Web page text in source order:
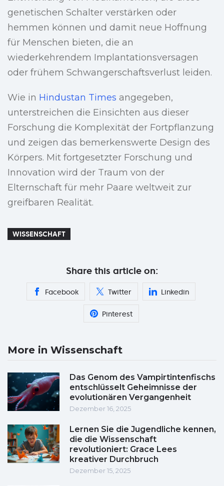
genetischen Schalter verstärken oder
hemmen können und damit neue Hoffnung
für Menschen bieten, die an
wiederkehrendem Implantationsversagen
oder frühem Schwangerschaftsverlust leiden.
Wie in Hindustan Times angegeben,
unterstreichen die Einsichten aus dieser
Forschung die Komplexität der Fortpflanzung
und zeigen das bemerkenswerte Design des
Körpers. Mit fortgesetzter Forschung und
Innovation wird der Traum von der
Elternschaft für mehr Paare weltweit zur
greifbaren Realität.
WISSENSCHAFT
Share this article on:
Facebook Twitter Linkedin
Pinterest
More in Wissenschaft
Das Genom des Vampirtintenfischs
entschlüsselt Geheimnisse der
evolutionären Vergangenheit
Dezember 16, 2025
Lernen Sie die Jugendliche kennen,
die die Wissenschaft
revolutioniert: Grace Lees
kreativer Durchbruch
Dezember 15, 2025